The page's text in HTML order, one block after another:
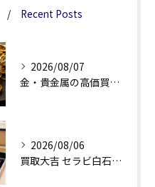
Recent Posts
2026/08/07
金・貴金属の高価買取へ、相場差と手数料を見る
2026/08/06
買取大吉 セラビ白石店の金・貴金属買取で迷わない強み